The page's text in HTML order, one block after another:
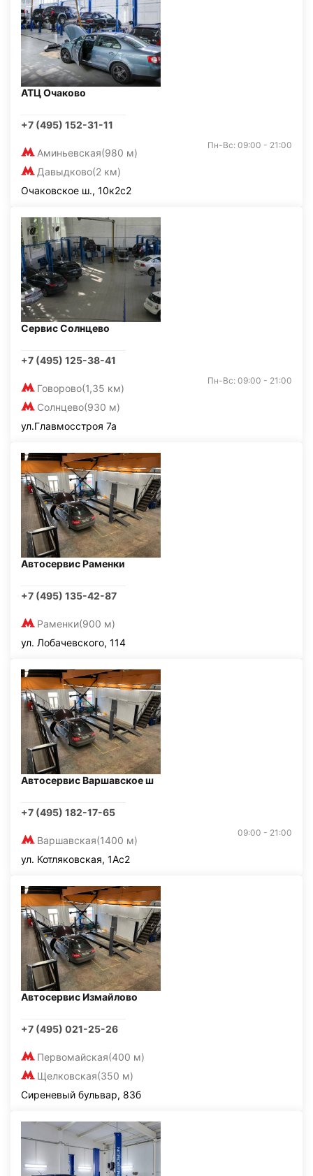
АТЦ Очаково
+7 (495) 152-31-11
Аминьевская(980 м)
Давыдково(2 км)
Пн-Вс: 09:00 - 21:00
Очаковское ш., 10к2с2
Сервис Солнцево
+7 (495) 125-38-41
Говорово(1,35 км)
Солнцево(930 м)
Пн-Вс: 09:00 - 21:00
ул.Главмосстроя 7а
Автосервис Раменки
+7 (495) 135-42-87
Раменки(900 м)
ул. Лобачевского, 114
Автосервис Варшавское ш
+7 (495) 182-17-65
Варшавская(1400 м)
09:00 - 21:00
ул. Котляковская, 1Ас2
Автосервис Измайлово
+7 (495) 021-25-26
Первомайская(400 м)
Щелковская(350 м)
Сиреневый бульвар, 83б